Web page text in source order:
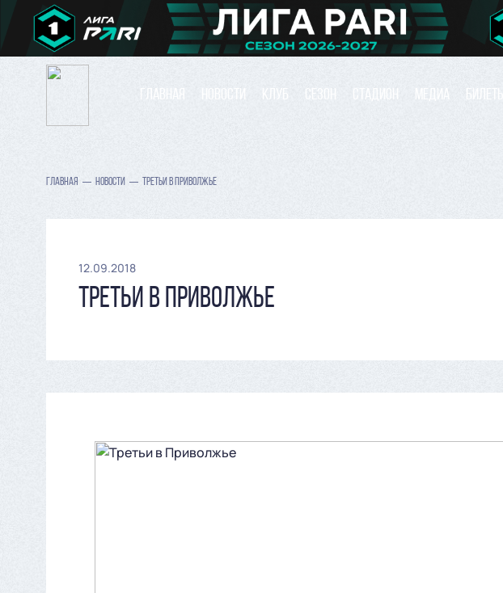
ГЛАВНАЯ НОВОСТИ КЛУБ СЕЗОН СТАДИОН МЕДИА БИЛЕТЫ
ГЛАВНАЯ НОВОСТИ ТРЕТЬИ В ПРИВОЛЖЬЕ
12.09.2018
ТРЕТЬИ В ПРИВОЛЖЬЕ